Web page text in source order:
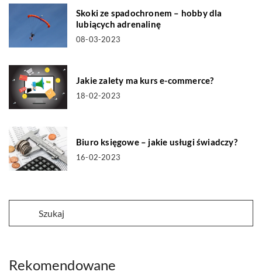
Skoki ze spadochronem – hobby dla
lubiących adrenalinę
08-03-2023
Jakie zalety ma kurs e-commerce?
18-02-2023
Biuro księgowe – jakie usługi świadczy?
16-02-2023
Rekomendowane